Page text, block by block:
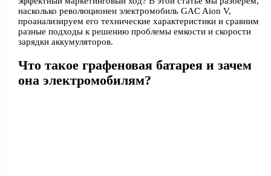
насколько революционен электромобиль GAC Aion V,
проанализируем его технические характеристики и сравним
разные подходы к решению проблемы емкости и скорости
зарядки аккумуляторов.
Что такое графеновая батарея и зачем
она электромобилям?